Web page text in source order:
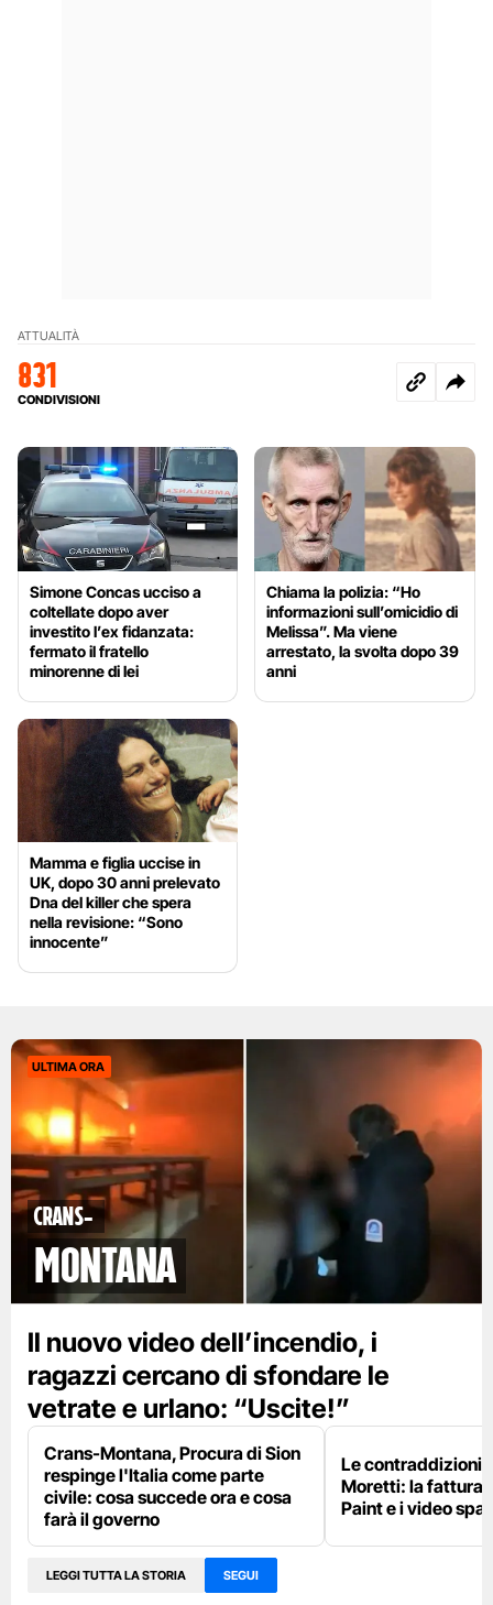
ATTUALITÀ
831
CONDIVISIONI
Simone Concas ucciso a
coltellate dopo aver
investito l’ex fidanzata:
fermato il fratello
minorenne di lei
Chiama la polizia: “Ho
informazioni sull’omicidio di
Melissa”. Ma viene
arrestato, la svolta dopo 39
anni
Mamma e figlia uccise in
UK, dopo 30 anni prelevato
Dna del killer che spera
nella revisione: “Sono
innocente”
ULTIMA ORA
Crans-
Montana
Il nuovo video dell’incendio, i
ragazzi cercano di sfondare le
vetrate e urlano: “Uscite!”
Crans-Montana, Procura di Sion
respinge l'Italia come parte
civile: cosa succede ora e cosa
farà il governo
Le contraddizioni
Moretti: la fattura
Paint e i video
LEGGI TUTTA LA STORIA SEGUI